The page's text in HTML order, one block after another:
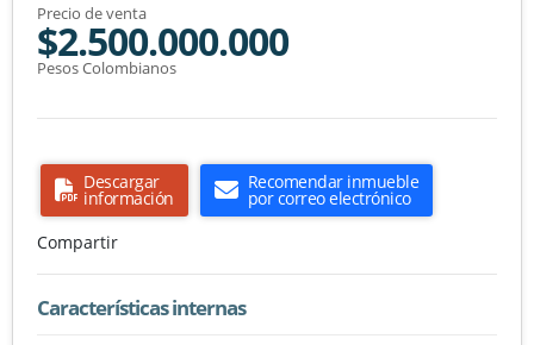
Precio de venta
$2.500.000.000
Pesos Colombianos
Descargar
información
Recomendar inmueble
por correo electrónico
Compartir
Características internas